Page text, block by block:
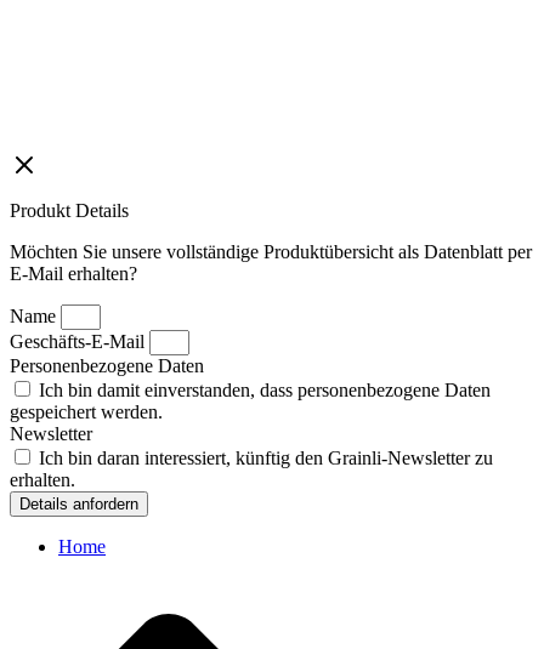
Produkt Details
Möchten Sie unsere vollständige Produktübersicht als Datenblatt per
E-Mail erhalten?
Name
Geschäfts-E-Mail
Personenbezogene Daten
Ich bin damit einverstanden, dass personenbezogene Daten
gespeichert werden.
Newsletter
Ich bin daran interessiert, künftig den Grainli-Newsletter zu
erhalten.
Details anfordern
Home